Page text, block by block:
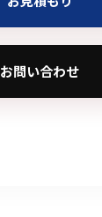
お問い合わせ